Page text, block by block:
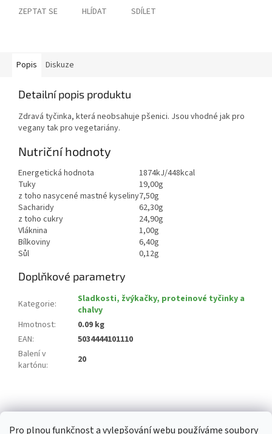
Pro plnou funkčnost a vylepšování webu používáme soubory
ZEPTAT SE HLÍDAT SDÍLET
Popis Diskuze
Detailní popis produktu
Zdravá tyčinka, která neobsahuje pšenici. Jsou vhodné jak pro
vegany tak pro vegetariány.
Nutriční hodnoty
Energetická hodnota
1874kJ/448kcal
Tuky
19,00g
z toho nasycené mastné kyseliny7,50g
Sacharidy
62,30g
z toho cukry
24,90g
Vláknina
1,00g
Bílkoviny
6,40g
Sůl
0,12g
Doplňkové parametry
Kategorie:
Sladkosti, žvýkačky, proteinové tyčinky a
chalvy
Hmotnost:
0.09 kg
EAN:
5034444101110
Balení v
kartónu: 20
á